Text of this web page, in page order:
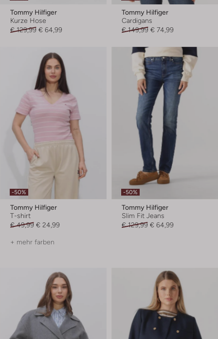
Tommy Hilfiger
Kurze Hose
€ 129,99 € 64,99
Tommy Hilfiger
Cardigans
€ 149,99 € 74,99
-50%
Tommy Hilfiger
T-shirt
€ 49,99 € 24,99
+ mehr farben
-50%
Tommy Hilfiger
Slim Fit Jeans
€ 129,99 € 64,99